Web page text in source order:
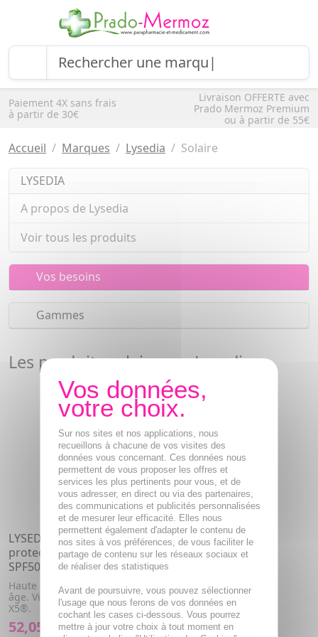
Paiement 4X sans frais
à partir de 30€
Livraison OFFERTE avec
Prado Mermoz Premium
ou à partir de 55€
Accueil Marques Lysedia Solaire
LYSEDIA
A propos de Lysedia
Voir tous les produits
Vos besoins
Gammes
Les produits solaire par Lysedia
LYSEDIA SunDefense soin
protection solaire anti-âge
SPF50+ tube 50ml
Haute protection solaire, anti-
âge. Visage. Brevet Regecell
X5®.
52,05€
Sur nos sites et nos applications, nous
recueillons à chacune de vos visites des
données vous concernant. Ces données nous
permettent de vous proposer les offres et
services les plus pertinents pour vous, et de
vous adresser, en direct ou via des partenaires,
des communications et publicités personnalisées
et de mesurer leur efficacité. Elles nous
permettent également d'adapter le contenu de
nos sites à vos préférences, de vous faciliter le
partage de contenu sur les réseaux sociaux et
de réaliser des statistiques
Avant de poursuivre, vous pouvez sélectionner
l'usage que nous ferons de vos données en
cochant les cases ci-dessous. Vous pourrez
mettre à jour votre choix à tout moment en